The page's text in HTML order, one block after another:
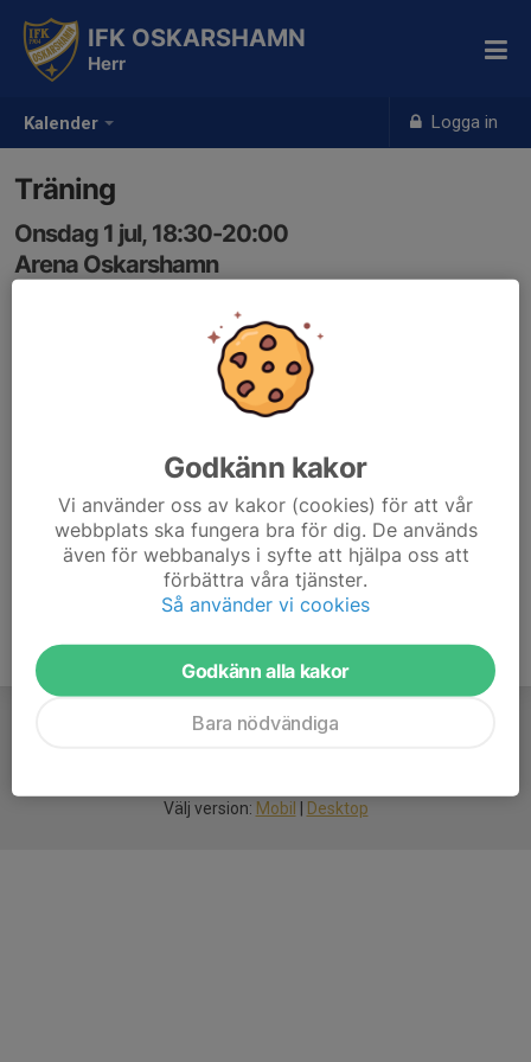
Kalender Logga in
IFK OSKARSHAMN
Herr
Träning
Onsdag 1 jul, 18:30-20:00
Arena Oskarshamn
Välj version: Mobil Desktop
Godkänn kakor
Vi använder oss av kakor (cookies) för att vår
webbplats ska fungera bra för dig. De används
även för webbanalys i syfte att hjälpa oss att
förbättra våra tjänster.
Så använder vi cookies
Godkänn alla kakor
Bara nödvändiga